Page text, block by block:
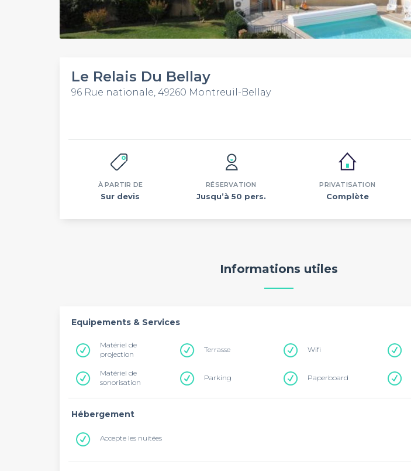
Le Relais Du Bellay
96 Rue nationale, 49260 Montreuil-Bellay
À PARTIR DE
Sur devis
RÉSERVATION
Jusqu’à 50 pers.
PRIVATISATION
Complète
Informations utiles
Equipements & Services
Matériel de
projection
Terrasse Wifi
Matériel de
sonorisation
Parking Paperboard
Hébergement
Accepte les nuitées